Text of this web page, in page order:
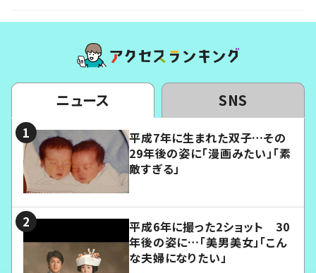
ニュース SNS
平成7年に生まれた双子…その
29年後の姿に「漫画みたい」「素
敵すぎる」
平成6年に撮った2ショット 30
年後の姿に…「美男美女」「こん
な夫婦になりたい」